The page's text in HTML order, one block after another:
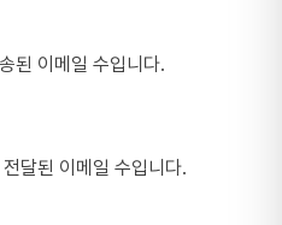
된 이메일 수입니다.
달된 이메일 수입니다.